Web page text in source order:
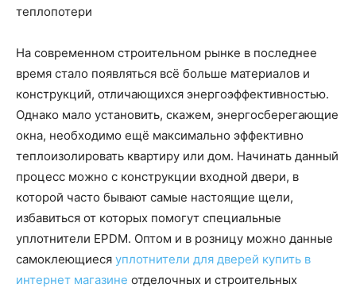
На современном строительном рынке в последнее
время стало появляться всё больше материалов и
конструкций, отличающихся энергоэффективностью.
Однако мало установить, скажем, энергосберегающие
окна, необходимо ещё максимально эффективно
теплоизолировать квартиру или дом. Начинать данный
процесс можно с конструкции входной двери, в
которой часто бывают самые настоящие щели,
избавиться от которых помогут специальные
уплотнители EPDM. Оптом и в розницу можно данные
самоклеющиеся уплотнители для дверей купить в
интернет магазине отделочных и строительных